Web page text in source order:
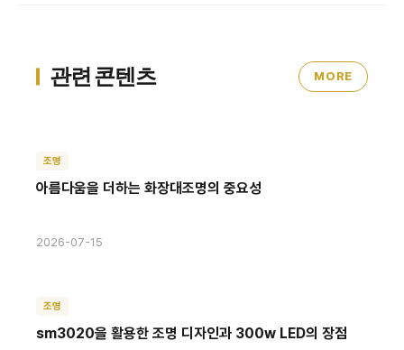
관련 콘텐츠 MORE
조명
아름다움을 더하는 화장대조명의 중요성
2026-07-15
조명
sm3020을 활용한 조명 디자인과 300w LED의 장점